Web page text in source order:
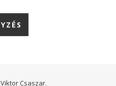
Viktor Csaszar.